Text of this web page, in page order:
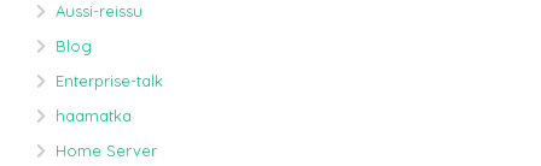
Aussi-reissu
Blog
Enterprise-talk
haamatka
Home Server